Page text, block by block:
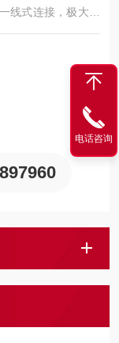
线式连接，极大简
寿命。系统采用远
电话咨询